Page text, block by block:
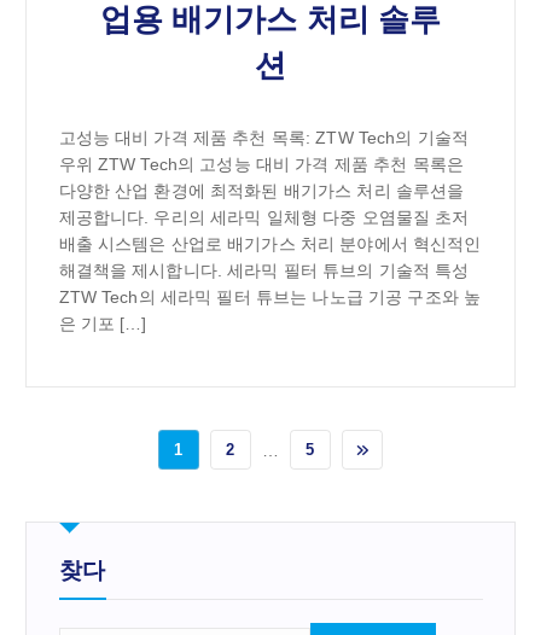
업용 배기가스 처리 솔루
션
고성능 대비 가격 제품 추천 목록: ZTW Tech의 기술적
우위 ZTW Tech의 고성능 대비 가격 제품 추천 목록은
다양한 산업 환경에 최적화된 배기가스 처리 솔루션을
제공합니다. 우리의 세라믹 일체형 다중 오염물질 초저
배출 시스템은 산업로 배기가스 처리 분야에서 혁신적인
해결책을 제시합니다. 세라믹 필터 튜브의 기술적 특성
ZTW Tech의 세라믹 필터 튜브는 나노급 기공 구조와 높
은 기포 […]
1 2 5
찾다